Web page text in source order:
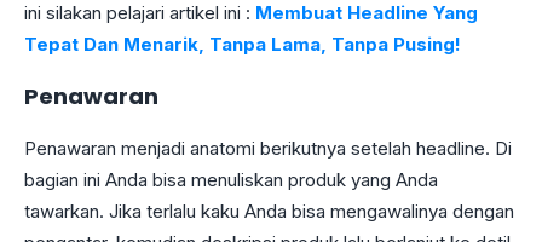
ini silakan pelajari artikel ini : Membuat Headline Yang
Tepat Dan Menarik, Tanpa Lama, Tanpa Pusing!
Penawaran
Penawaran menjadi anatomi berikutnya setelah headline. Di
bagian ini Anda bisa menuliskan produk yang Anda
tawarkan. Jika terlalu kaku Anda bisa mengawalinya dengan